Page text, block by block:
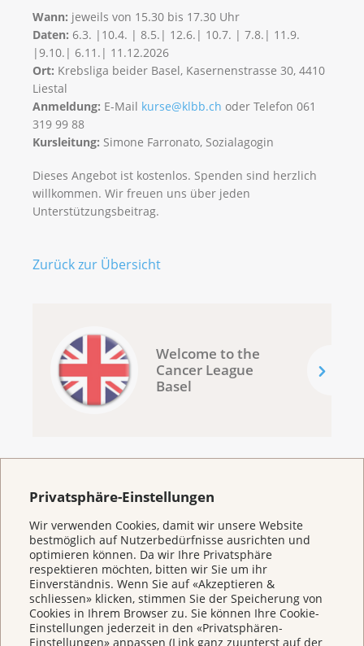
Privatsphäre-Einstellungen
Wir verwenden Cookies, damit wir unsere Website
bestmöglich auf Nutzerbedürfnisse ausrichten und
optimieren können. Da wir Ihre Privatsphäre
respektieren möchten, bitten wir Sie um ihr
Einverständnis. Wenn Sie auf «Akzeptieren &
schliessen» klicken, stimmen Sie der Speicherung von
Cookies in Ihrem Browser zu. Sie können Ihre Cookie-
Einstellungen jederzeit in den «Privatsphären-
Einstellungen» anpassen (Link ganz zuunterst auf der
Wann: jeweils von 15.30 bis 17.30 Uhr
Daten: 6.3. |10.4. | 8.5.| 12.6.| 10.7. | 7.8.| 11.9.
|9.10.| 6.11.| 11.12.2026
Ort: Krebsliga beider Basel, Kasernenstrasse 30, 4410
Liestal
Anmeldung: E-Mail kurse@klbb.ch oder Telefon 061
319 99 88
Kursleitung: Simone Farronato, Sozialagogin
Dieses Angebot ist kostenlos. Spenden sind herzlich
willkommen. Wir freuen uns über jeden
Unterstützungsbeitrag.
Zurück zur Übersicht
Welcome to the
Cancer League
Basel
Broschüren/Shop